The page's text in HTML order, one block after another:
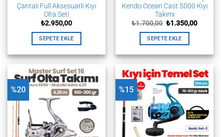
Çantalı Full Aksesuarlı Kıyı
Olta Seti
₺2.950,00
SEPETE EKLE
Kendo Ocean Cast 5000 Kıyı
Takımı
₺1.700,00 Orijinal
₺1.700,00.
₺1.350,00Şu
SEPETE EKLE
%20 %15